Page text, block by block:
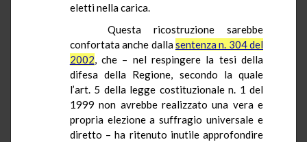
eletti nella carica.
Questa ricostruzione sarebbe
confortata anche dallasentenza n. 304 del
2002, che – nel respingere la tesi della
difesa della Regione, secondo la quale
l’art. 5 della legge costituzionale n. 1 del
1999 non avrebbe realizzato una vera e
propria elezione a suffragio universale e
diretto – ha ritenuto inutile approfondire